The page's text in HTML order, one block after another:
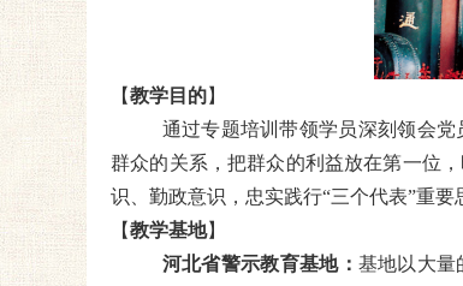
【教学目的】
通过专题培训带领学员深刻领会党
群众的关系，把群众的利益放在第一位
识、勤政意识，忠实践行“三个代表”重要
【教学基地】
河北省警示教育基地： 基地以大量